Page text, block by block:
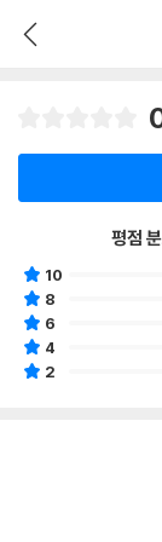
평점
10
8
6
4
2